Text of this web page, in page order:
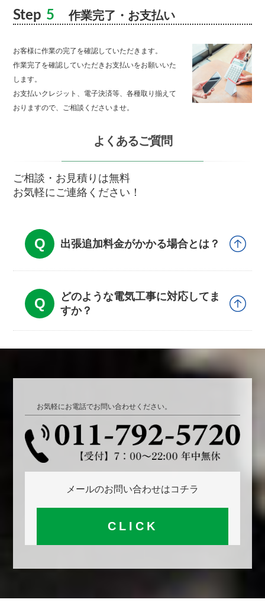
Step 5 作業完了・お支払い
お客様に作業の完了を確認していただきます。
作業完了を確認していただきお支払いをお願いいた
します。
お支払いクレジット、電子決済等、各種取り揃えて
おりますので、ご相談くださいませ。
よくあるご質問
ご相談・お見積りは無料
お気軽にご連絡ください！
出張追加料金がかかる場合とは？
どのような電気工事に対応してま
すか？
お気軽にお電話でお問い合わせください。
メールのお問い合わせはコチラ
CLICK